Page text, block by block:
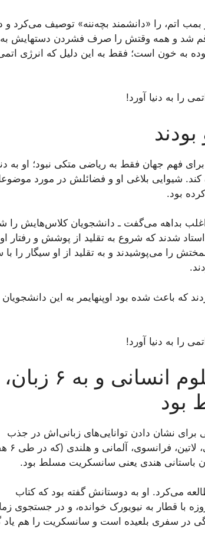
اتم، را «دانشمند بچه‌ننه» توصیف می‌کرد و
اتاقم شد و همه وقتش را صرف فشردن دستهایش
خون است؛ فقط به این دلیل که انرژی
فهم جهان فقط به ریاضی متکی نبود؛ او به
کند. شیوایی بلاغی او و فضائلش در مورد
بود.
اغلب بداهه می‌گفت ـ دانشجویان کلاس‌هایش را
شدند که شروع به تقلید از پوشش و رفتار او
می‌پوشیدند و به تقلید از او سیگار را با
که باعث شده بود اوپنهایمر به این
۶. او دانشجوی مشتاق علوم انسانی و به ۶ زبان،
بود
نشان دادن توانایی‌های زبانی‌اش در جذب
اطلاعات استفاده می‌کرد.
باستانی هندی یعنی سانسکریت مسلط بود.
می‌کرد. او به دوستانش گفته بود که کتاب
با قطار به نیویورک خوانده، و در جستجوی
در سفری بلعیده است و سانسکریت را هم یاد